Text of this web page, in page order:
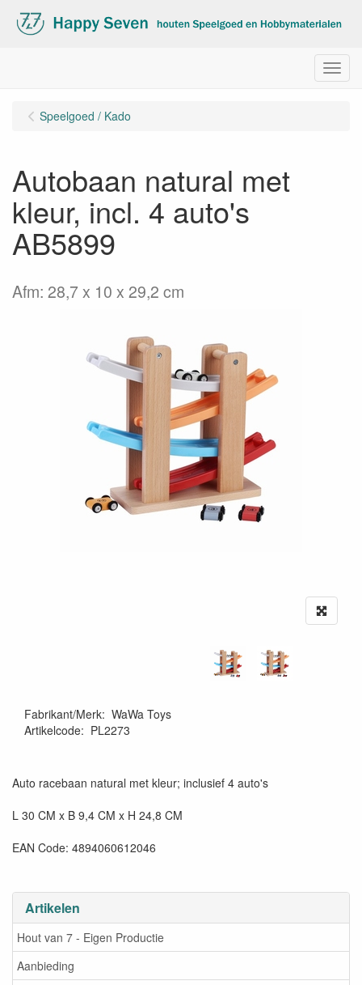
Menu
Artikelen
Hout van 7 - Eigen Productie
Aanbieding
Speelgoed / Kado
Autobaan natural met
kleur, incl. 4 auto's
AB5899
Afm: 28,7 x 10 x 29,2 cm
Fabrikant/Merk: WaWa Toys
Artikelcode: PL2273
Auto racebaan natural met kleur; inclusief 4 auto's
L 30 CM x B 9,4 CM x H 24,8 CM
EAN Code: 4894060612046